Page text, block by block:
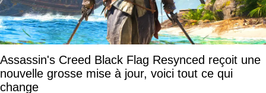
Assassin's Creed Black Flag Resynced reçoit une
nouvelle grosse mise à jour, voici tout ce qui
change